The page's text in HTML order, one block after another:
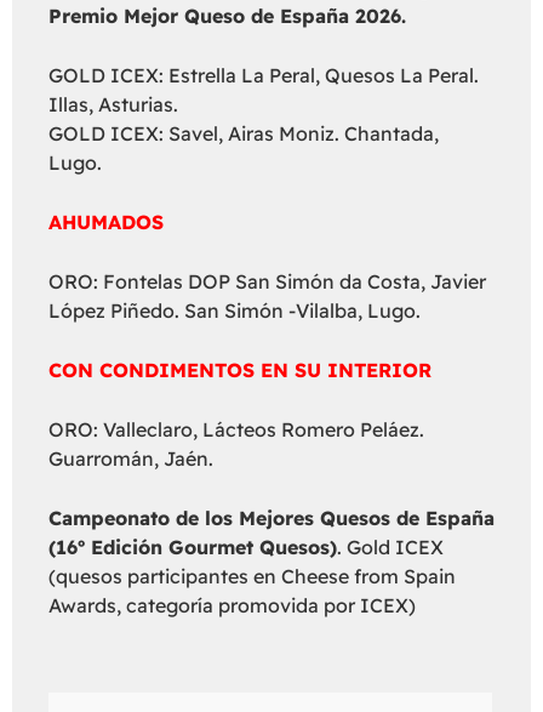
Premio Mejor Queso de España 2026.
GOLD ICEX: Estrella La Peral, Quesos La Peral.
Illas, Asturias.
GOLD ICEX: Savel, Airas Moniz. Chantada,
Lugo.
AHUMADOS
ORO: Fontelas DOP San Simón da Costa, Javier
López Piñedo. San Simón -Vilalba, Lugo.
CON CONDIMENTOS EN SU INTERIOR
ORO: Valleclaro, Lácteos Romero Peláez.
Guarromán, Jaén.
Campeonato de los Mejores Quesos de España
(16º Edición Gourmet Quesos). Gold ICEX
(quesos participantes en Cheese from Spain
Awards, categoría promovida por ICEX)